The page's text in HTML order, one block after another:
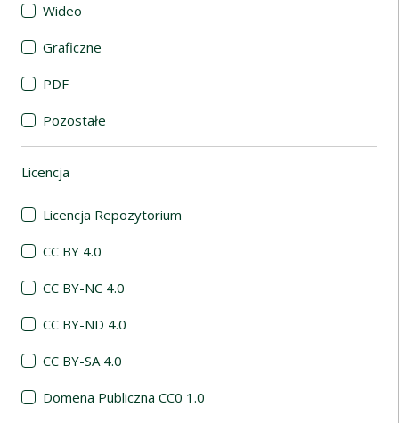
Wideo
Graficzne
PDF
Pozostałe
Licencja
Licencja Repozytorium
CC BY 4.0
CC BY-NC 4.0
CC BY-ND 4.0
CC BY-SA 4.0
Domena Publiczna CC0 1.0